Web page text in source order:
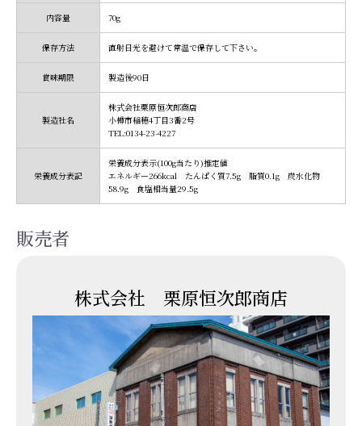
内容量 70g
保存方法 直射日光を避けて常温で保存して下さい。
賞味期限 製造後90日
製造社名
株式会社栗原恒次郎商店
小樽市稲穂4丁目3番2号
TEL:0134-23-4227
栄養成分表記
栄養成分表示(100g当たり)推定値
エネルギー266kcal たんぱく質7.5g 脂質0.1g 炭水化物
58.9g 食塩相当量29.5g
販売者
株式会社 栗原恒次郎商店